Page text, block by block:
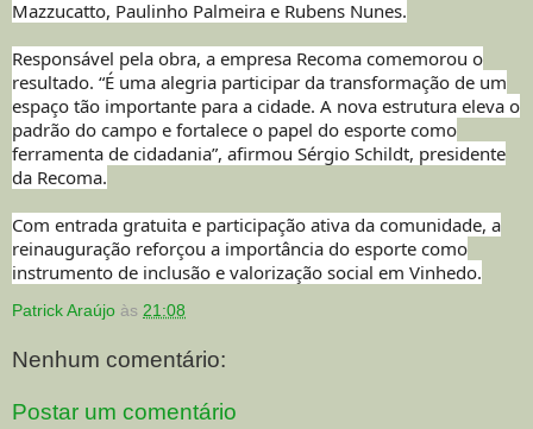
Mazzucatto, Paulinho Palmeira e Rubens Nunes.
Responsável pela obra, a empresa Recoma comemorou o
resultado. “É uma alegria participar da transformação de um
espaço tão importante para a cidade. A nova estrutura eleva o
padrão do campo e fortalece o papel do esporte como
ferramenta de cidadania”, afirmou Sérgio Schildt, presidente
da Recoma.
Com entrada gratuita e participação ativa da comunidade, a
reinauguração reforçou a importância do esporte como
instrumento de inclusão e valorização social em Vinhedo.
Patrick Araújo às 21:08
Nenhum comentário:
Postar um comentário